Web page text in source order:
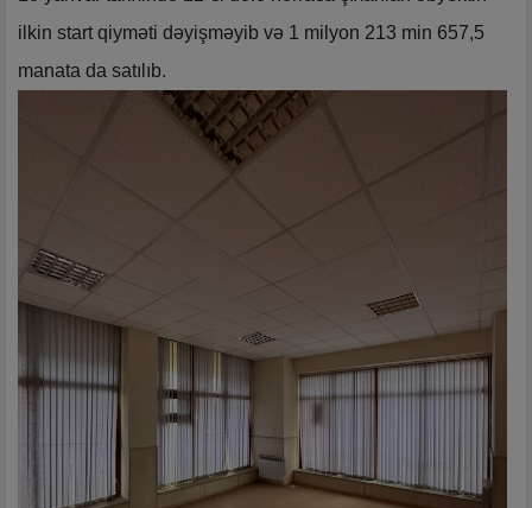
ilkin start qiyməti dəyişməyib və 1 milyon 213 min 657,5
manata da satılıb.